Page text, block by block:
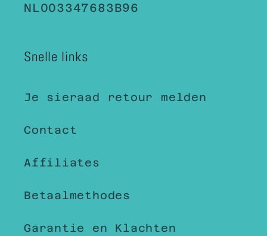
NL003347683B96
Snelle links
Je sieraad retour melden
Contact
Affiliates
Betaalmethodes
Garantie en Klachten